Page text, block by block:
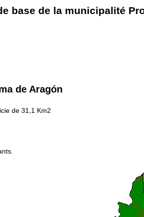
base de la municipalité
de Aragón
de 31,1 Km2